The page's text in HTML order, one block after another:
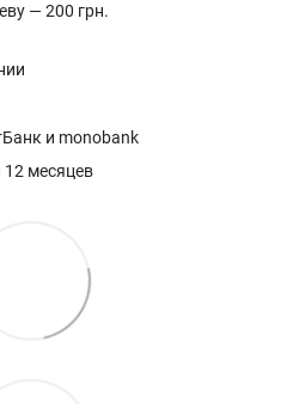
— 200 грн.
и monobank
12 месяцев